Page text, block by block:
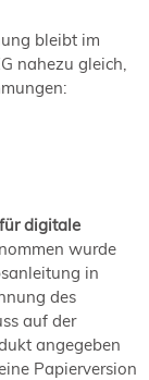
bleibt im
nahezu gleich,
digitale
wurde
in
des
auf der
angegeben
Papierversion